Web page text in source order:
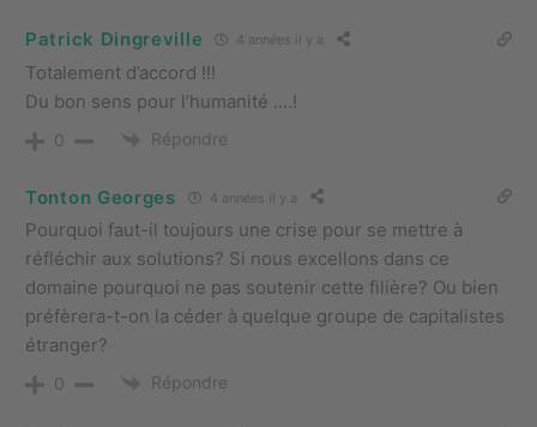
Patrick Dingreville 4 années il y a
Totalement d’accord !!!
Du bon sens pour l’humanité ….!
0 Répondre
Tonton Georges 4 années il y a
Pourquoi faut-il toujours une crise pour se mettre à
réfléchir aux solutions? Si nous excellons dans ce
domaine pourquoi ne pas soutenir cette filière? Ou bien
préfèrera-t-on la céder à quelque groupe de capitalistes
étranger?
0 Répondre